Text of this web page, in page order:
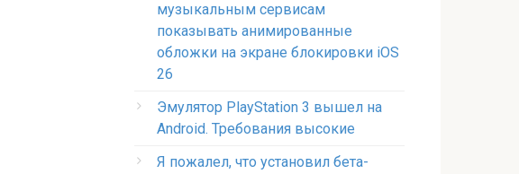
музыкальным сервисам
показывать анимированные
обложки на экране блокировки iOS
26
Эмулятор PlayStation 3 вышел на
Android. Требования высокие
Я пожалел, что установил бета-